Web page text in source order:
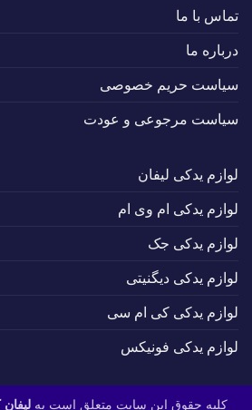
تماس با ما
درباره ما
سیاست حریم خصوصی
سیاست مرجوعی و عودت
لوازم یدکی لیفان
لوازم یدکی ام وی ام
لوازم یدکی جک
لوازم یدکی دیگنیتی
لوازم یدکی کی ام سی
لوازم یدکی فونیکس
کلیه حقوق این سایت متعلق است بهلیفان